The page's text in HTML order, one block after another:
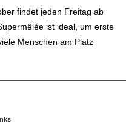
findet jeden Freitag ab
ist ideal, um erste
Menschen am Platz